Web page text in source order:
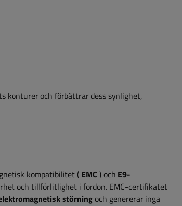
konturer och förbättrar dess synlighet,
kompatibilitet ( EMC ) och E9-
och tillförlitlighet i fordon. EMC-certifikatet
störning och genererar inga